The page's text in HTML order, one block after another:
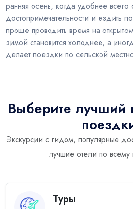
ранняя осень, когда удобнее всего
достопримечательности и ездить
проще проводить время на
зимой становится холоднее, а
делает поездки по сельской
Выберите лучший
Экскурсии с гидом, популярные
лучшие отели по всему
Туры